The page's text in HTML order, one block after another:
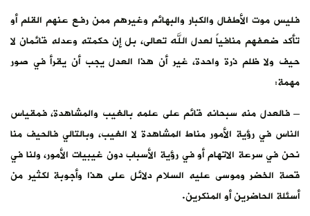
فليس موت الأطفال والكبار والبهائم وغيرهم ممن رفع عنهم القلم أو
تأكد ضعفهم منافياً لعدل الله تعالى، بل إن حكمته وعدله قائمان لا
حيف ولا ظلم ذرة واحدة، غير أن هذا العدل يجب أن يقرأ في صور
مهمة:
– فالعدل منه سبحانه قائم على علمه بالغيب والمشاهدة، فمقياس
الناس في رؤية الأمور مناط المشاهدة لا الغيب، وبالتالي فالحيف منا
نحن في سرعة الاتهام أو في رؤية الأسباب دون غيبيات الأمور، ولنا في
قصة الخضر وموسى عليه السلام دلائل على هذا وأجوبة لكثير من
أسئلة الحاضرين أو المنكرين.